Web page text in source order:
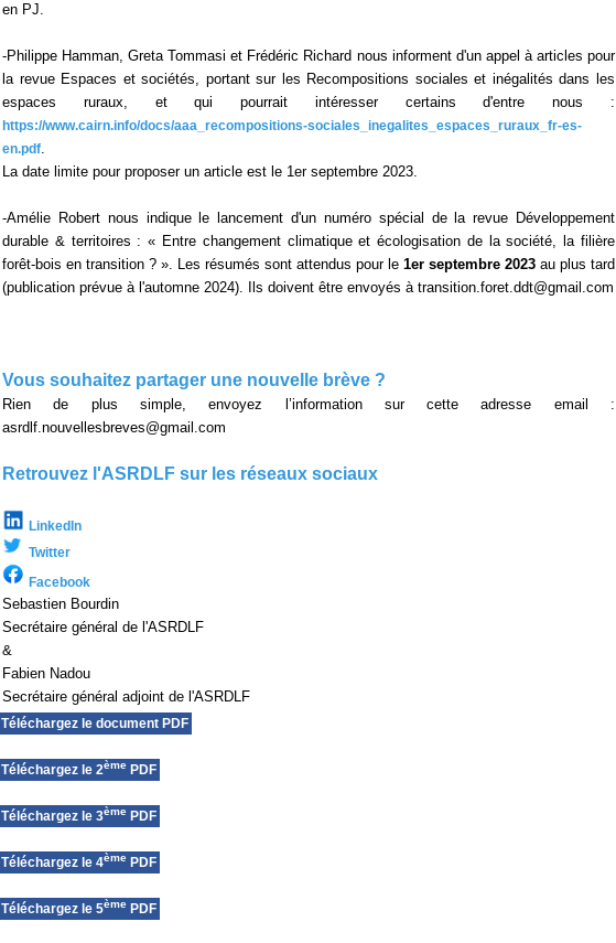
en PJ.
-Philippe Hamman, Greta Tommasi et Frédéric Richard nous informent d'un appel à articles pour
la revue Espaces et sociétés, portant sur les Recompositions sociales et inégalités dans les
espaces ruraux, et qui pourrait intéresser certains d'entre nous :
https://www.cairn.info/docs/aaa_recompositions-sociales_inegalites_espaces_ruraux_fr-es-
en.pdf.
La date limite pour proposer un article est le 1er septembre 2023.
-Amélie Robert nous indique le lancement d'un numéro spécial de la revue Développement
durable & territoires : « Entre changement climatique et écologisation de la société, la filière
forêt-bois en transition ? ». Les résumés sont attendus pour le 1er septembre 2023 au plus tard
(publication prévue à l'automne 2024). Ils doivent être envoyés à transition.foret.ddt@gmail.com
Vous souhaitez partager une nouvelle brève ?
Rien de plus simple, envoyez l’information sur cette adresse email :
asrdlf.nouvellesbreves@gmail.com
Retrouvez l'ASRDLF sur les réseaux sociaux
LinkedIn
Twitter
Facebook
Sebastien Bourdin
Secrétaire général de l'ASRDLF
&
Fabien Nadou
Secrétaire général adjoint de l'ASRDLF
Téléchargez le document PDF
Téléchargez le 2ème PDF
Téléchargez le 3ème PDF
Téléchargez le 4ème PDF
Téléchargez le 5ème PDF